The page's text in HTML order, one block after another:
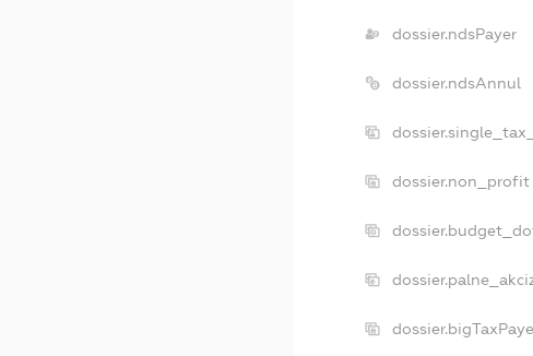
dossier.ndsPayer
dossier.ndsAnnul
dossier.non_profit